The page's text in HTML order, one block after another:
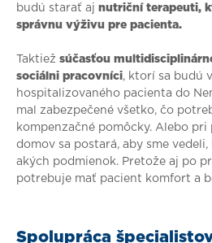
budú starať aj nutriční terapeuti,
správnu výživu pre pacienta.
Taktiež súčasťou
sociálni pracovníci, ktorí sa budú
hospitalizovaného pacienta do
mal zabezpečené všetko, čo
kompenzačné pomôcky. Alebo
domov sa postará, aby sme
akých podmienok. Pretože aj po
potrebuje mať pacient komfort a
Spolupráca